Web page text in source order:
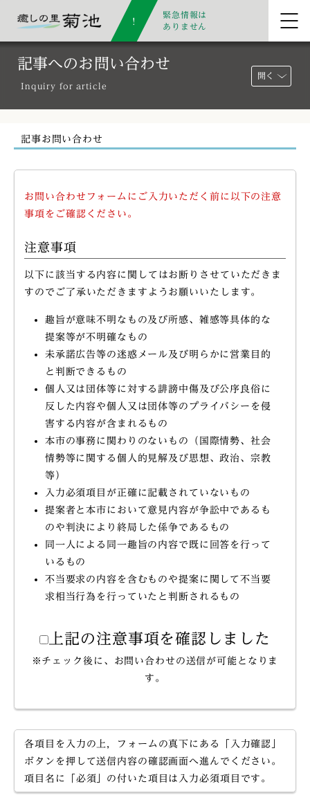
緊急情報は
ありません
記事へのお問い合わせ
Inquiry for article
開く
記事お問い合わせ
お問い合わせフォームにご入力いただく前に以下の注意
事項をご確認ください。
注意事項
以下に該当する内容に関してはお断りさせていただきま
すのでご了承いただきますようお願いいたします。
趣旨が意味不明なもの及び所感、雑感等具体的な
提案等が不明確なもの
未承諾広告等の迷惑メール及び明らかに営業目的
と判断できるもの
個人又は団体等に対する誹謗中傷及び公序良俗に
反した内容や個人又は団体等のプライバシーを侵
害する内容が含まれるもの
本市の事務に関わりのないもの（国際情勢、社会
情勢等に関する個人的見解及び思想、政治、宗教
等）
入力必須項目が正確に記載されていないもの
提案者と本市において意見内容が争訟中であるも
のや判決により終局した係争であるもの
同一人による同一趣旨の内容で既に回答を行って
いるもの
不当要求の内容を含むものや提案に関して不当要
求相当行為を行っていたと判断されるもの
上記の注意事項を確認しました
※チェック後に、お問い合わせの送信が可能となりま
す。
各項目を入力の上，フォームの真下にある「入力確認」
ボタンを押して送信内容の確認画面へ進んでください。
項目名に「必須」の付いた項目は入力必須項目です。